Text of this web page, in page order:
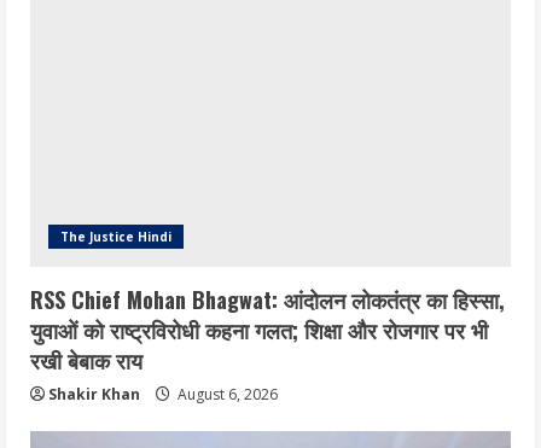
The Justice Hindi
RSS Chief Mohan Bhagwat: आंदोलन लोकतंत्र का हिस्सा,
युवाओं को राष्ट्रविरोधी कहना गलत; शिक्षा और रोजगार पर भी
रखी बेबाक राय
Shakir Khan August 6, 2026